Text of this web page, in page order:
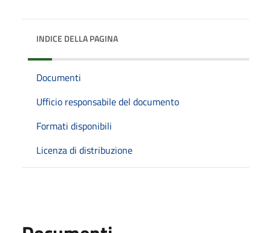
INDICE DELLA PAGINA
Documenti
Ufficio responsabile del documento
Formati disponibili
Licenza di distribuzione